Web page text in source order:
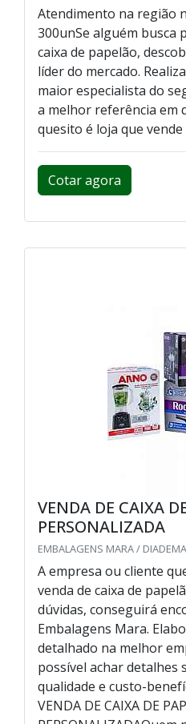
Atendimento na região
300unSe alguém busca
caixa de papelão,
líder do mercado.
maior especialista do
a melhor referência em
quesito é loja que vende
Cotar agora
VENDA DE CAIXA
PERSONALIZADA
EMBALAGENS MARA /
A empresa ou cliente
venda de caixa de
dúvidas, conseguirá
Embalagens Mara.
detalhado na melhor
possível achar detalhes
qualidade e custo-
VENDA DE CAIXA DE